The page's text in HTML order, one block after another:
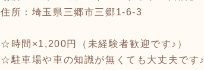
住所：埼玉県三郷市三郷1-6-3
☆時間×1,200円（未経験者歓迎です♪）
☆駐車場や車の知識が無くても大丈夫です♪